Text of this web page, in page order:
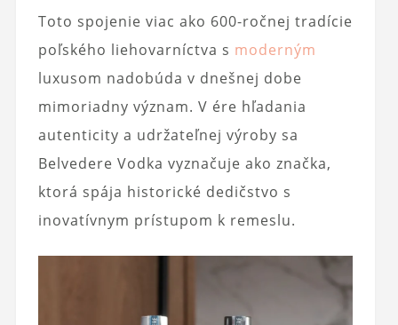
Toto spojenie viac ako 600-ročnej tradície
poľského liehovarníctva s moderným
luxusom nadobúda v dnešnej dobe
mimoriadny význam. V ére hľadania
autenticity a udržateľnej výroby sa
Belvedere Vodka vyznačuje ako značka,
ktorá spája historické dedičstvo s
inovatívnym prístupom k remeslu.